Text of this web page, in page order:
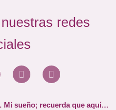
redes
Mi sueño; recuerda que aquí…